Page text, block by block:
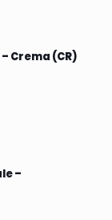
Crema (CR)
–